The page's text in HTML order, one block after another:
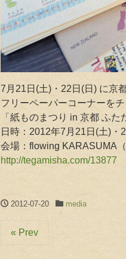
7月21日(土)・22日(日) に京
フリーペーパーコーナーをチ
「紙ものまつり in 京都 ふた
日時：2012年7月21日(土)・
会場：flowing KARASUMA
http://tegamisha.com/13877
2012-07-20 media
« Prev